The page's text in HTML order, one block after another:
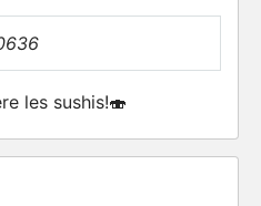
les sushis!🍣